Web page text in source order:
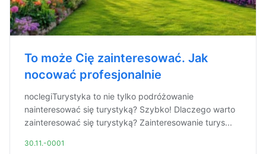
To może Cię zainteresować. Jak
nocować profesjonalnie
noclegiTurystyka to nie tylko podróżowanie
nainteresować się turystyką? Szybko! Dlaczego warto
zainteresować się turystyką? Zainteresowanie turys...
30.11.-0001